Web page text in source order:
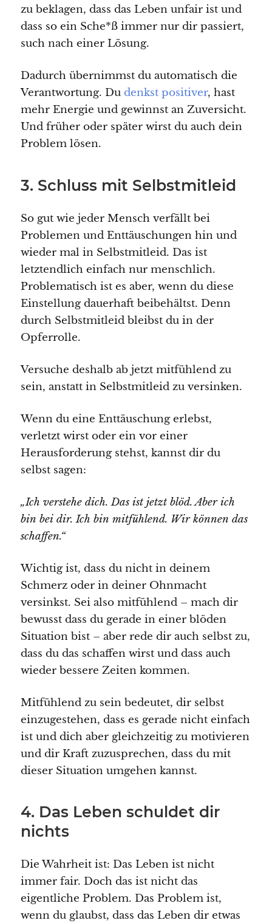
zu beklagen, dass das Leben unfair ist und
dass so ein Sche*ß immer nur dir passiert,
such nach einer Lösung.
Dadurch übernimmst du automatisch die
Verantwortung. Du denkst positiver, hast
mehr Energie und gewinnst an Zuversicht.
Und früher oder später wirst du auch dein
Problem lösen.
3. Schluss mit Selbstmitleid
So gut wie jeder Mensch verfällt bei
Problemen und Enttäuschungen hin und
wieder mal in Selbstmitleid. Das ist
letztendlich einfach nur menschlich.
Problematisch ist es aber, wenn du diese
Einstellung dauerhaft beibehältst. Denn
durch Selbstmitleid bleibst du in der
Opferrolle.
Versuche deshalb ab jetzt mitfühlend zu
sein, anstatt in Selbstmitleid zu versinken.
Wenn du eine Enttäuschung erlebst,
verletzt wirst oder ein vor einer
Herausforderung stehst, kannst dir du
selbst sagen:
„Ich verstehe dich. Das ist jetzt blöd. Aber ich
bin bei dir. Ich bin mitfühlend. Wir können das
schaffen.“
Wichtig ist, dass du nicht in deinem
Schmerz oder in deiner Ohnmacht
versinkst. Sei also mitfühlend – mach dir
bewusst dass du gerade in einer blöden
Situation bist – aber rede dir auch selbst zu,
dass du das schaffen wirst und dass auch
wieder bessere Zeiten kommen.
Mitfühlend zu sein bedeutet, dir selbst
einzugestehen, dass es gerade nicht einfach
ist und dich aber gleichzeitig zu motivieren
und dir Kraft zuzusprechen, dass du mit
dieser Situation umgehen kannst.
4. Das Leben schuldet dir
nichts
Die Wahrheit ist: Das Leben ist nicht
immer fair. Doch das ist nicht das
eigentliche Problem. Das Problem ist,
wenn du glaubst, dass das Leben dir etwas